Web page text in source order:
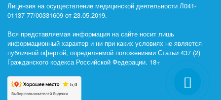
Лицензия на осуществление медицинской деятельности Л041-
01137-77/00331609 от 23.05.2019.
Вся представляемая информация на сайте носит лишь
информационный характер и ни при каких условиях не является
публичной офертой, определяемой положениями Статьи 437 (2)
Гражданского кодекса Российской Федерации. 18+